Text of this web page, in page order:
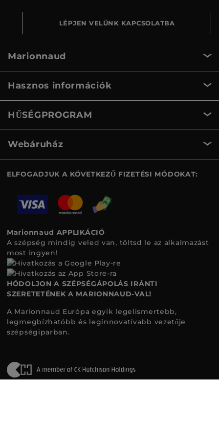
LÉPJEN VELÜNK KAPCSOLATBA
Marionnaud
Hasznos információk
HŰSÉGPROGRAM
Webáruház
ELFOGADJUK A KÖVETKEZŐ FIZETÉSI MÓDOKAT:
Marionnaud APPLIKÁCIÓ
A szépség mindig veled van, töltsd le az alkalmazást
most ingyen!
HÓDOLJON A SZÉPSÉGÁPOLÁS IRÁNTI
SZERETETÉNEK A MARIONNAUD-VAL!
A Marionnaud Európa egyik legelismertebb,
legmegbízhatóbb és leginnovatívabb vezetője
szépségiparban.